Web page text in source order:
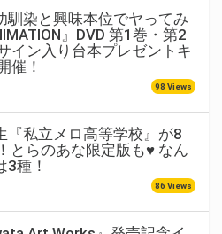
馴染と興味本位でヤってみ
』DVD 第1巻・第2
イン入り台本プレゼントキ
催！
98 Views
『私立メロ高等学校』が8
とらのあな限定版も♥ なん
3種！
86 Views